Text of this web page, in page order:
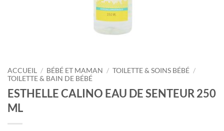
ACCUEIL / BÉBÉ ET MAMAN / TOILETTE & SOINS BÉBÉ /
TOILETTE & BAIN DE BÉBÉ
ESTHELLE CALINO EAU DE SENTEUR 250
ML